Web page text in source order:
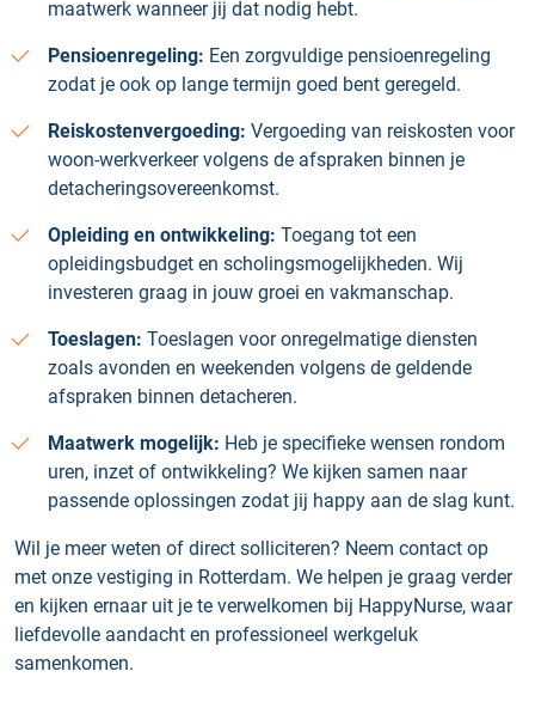
maatwerk wanneer jij dat nodig hebt.
Pensioenregeling: Een zorgvuldige pensioenregeling
zodat je ook op lange termijn goed bent geregeld.
Reiskostenvergoeding: Vergoeding van reiskosten voor
woon-werkverkeer volgens de afspraken binnen je
detacheringsovereenkomst.
Opleiding en ontwikkeling: Toegang tot een
opleidingsbudget en scholingsmogelijkheden. Wij
investeren graag in jouw groei en vakmanschap.
Toeslagen: Toeslagen voor onregelmatige diensten
zoals avonden en weekenden volgens de geldende
afspraken binnen detacheren.
Maatwerk mogelijk: Heb je specifieke wensen rondom
uren, inzet of ontwikkeling? We kijken samen naar
passende oplossingen zodat jij happy aan de slag kunt.
Wil je meer weten of direct solliciteren? Neem contact op
met onze vestiging in Rotterdam. We helpen je graag verder
en kijken ernaar uit je te verwelkomen bij HappyNurse, waar
liefdevolle aandacht en professioneel werkgeluk
samenkomen.